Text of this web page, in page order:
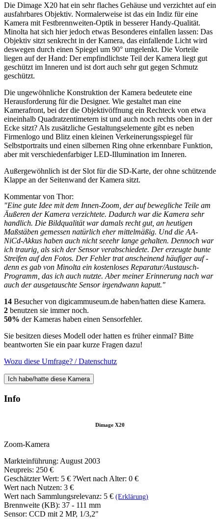
Die Dimage X20 hat ein sehr flaches Gehäuse und verzichtet auf ein
ausfahrbares Objektiv. Normalerweise ist das ein Indiz für eine
Kamera mit Festbrennweiten-Optik in besserer Handy-Qualität.
Minolta hat sich hier jedoch etwas Besonderes einfallen lassen: Das
Objektiv sitzt senkrecht in der Kamera, das einfallende Licht wird
deswegen durch einen Spiegel um 90° umgelenkt. Die Vorteile
liegen auf der Hand: Der empfindlichste Teil der Kamera liegt gut
geschützt im Inneren und ist dort auch sehr gut gegen Schmutz
geschützt.
Die ungewöhnliche Konstruktion der Kamera bedeutete eine
Herausforderung für die Designer. Wie gestaltet man eine
Kamerafront, bei der die Objektivöffnung ein Rechteck von etwa
eineinhalb Quadratzentimetern ist und auch noch rechts oben in der
Ecke sitzt? Als zusätzliche Gestaltungselemente gibt es neben
Firmenlogo und Blitz einen kleinen Verkeinerungsspiegel für
Selbstportraits und einen silbernen Ring ohne erkennbare Funktion,
aber mit verschiedenfarbiger LED-Illumination im Inneren.
Außergewöhnlich ist der Slot für die SD-Karte, der ohne schützende
Klappe an der Seitenwand der Kamera sitzt.
Kommentar von Thor:
"Eine gute Idee mit dem Innen-Zoom, der auf bewegliche Teile am
Äußeren der Kamera verzichtete. Dadurch war die Kamera sehr
handlich. Die Bildqualität war damals recht gut, an heutigen
Maßstäben gemessen natürlich eher mittelmäßig. Und die AA-
NiCd-Akkus haben auch nicht seeehr lange gehalten. Dennoch war
ich traurig, als sich der Sensor verabschiedete. Der erzeugte bunte
Streifen auf den Fotos. Der Fehler trat anscheinend häufiger auf -
denn es gab von Minolta ein kostenloses Reparatur/Austausch-
Programm, das ich auch nutzte. Aber meiner Erinnerung nach war
auch der ausgetauschte Sensor irgendwann kaputt."
14 Besucher von digicammuseum.de haben/hatten diese Kamera.
2 benutzen sie immer noch.
50% der Kameras haben einen Sensorfehler.
Sie besitzen dieses Modell oder hatten es früher einmal? Bitte
beantworten Sie ein paar kurze Fragen dazu!
Wozu diese Umfrage? / Datenschutz
Ich habe/hatte diese Kamera
Info
Dimage X20
Zoom-Kamera
Markteinführung: August 2003
Neupreis: 250 €
Geschätzter Wert: 5 € ?Wert nach Alter: 0 €
Wert nach Nutzen: 3 €
Wert nach Sammlungsrelevanz: 5 € (Erklärung)
Brennweite (KB): 37 - 111 mm
Sensor: CCD mit 2 MP, 1/3,2"